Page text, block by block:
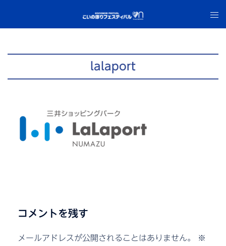
テ
ト
グ
メ
ュ
lalaport
コメントを残す
メールアドレスが公開されることはありません。
※